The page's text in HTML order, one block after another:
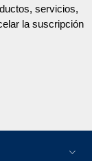
servicios,
la suscripción